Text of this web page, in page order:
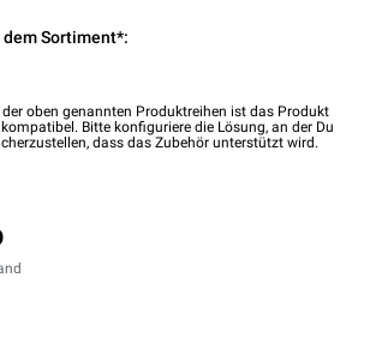
Sortiment*:
oben genannten Produktreihen ist das Produkt
Bitte konfiguriere die Lösung, an der Du
dass das Zubehör unterstützt wird.